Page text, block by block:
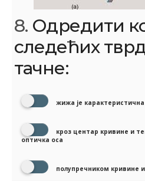
8. Одредити
следећих
тачне:
жижа је
кроз центар кривине и
оптичка оса
полупречником